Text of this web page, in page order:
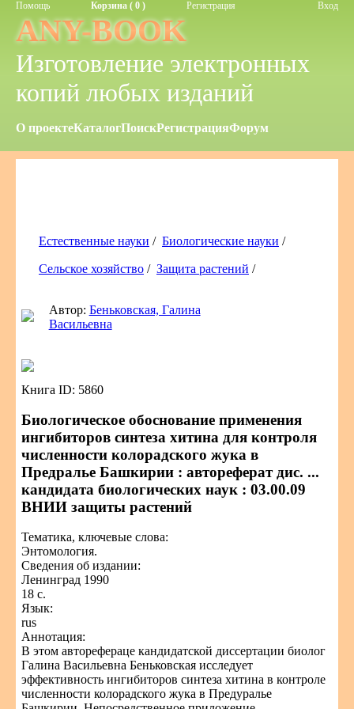
Помощь Корзина ( 0 ) Регистрация Вход
ANY-BOOK
Изготовление электронных
копий любых изданий
О проектеКаталогПоискРегистрацияФорум
Естественные науки / Биологические науки /
Сельское хозяйство / Защита растений /
Автор: Беньковская, Галина
Васильевна
Книга ID: 5860
Биологическое обоснование применения
ингибиторов синтеза хитина для контроля
численности колорадского жука в
Предралье Башкирии : автореферат дис. ...
кандидата биологических наук : 03.00.09
ВНИИ защиты растений
Тематика, ключевые слова:
Энтомология.
Сведения об издании:
Ленинград 1990
18 с.
Язык:
rus
Аннотация:
В этом авторефераце кандидатской диссертации биолог
Галина Васильевна Беньковская исследует
эффективность ингибиторов синтеза хитина в контроле
численности колорадского жука в Предуралье